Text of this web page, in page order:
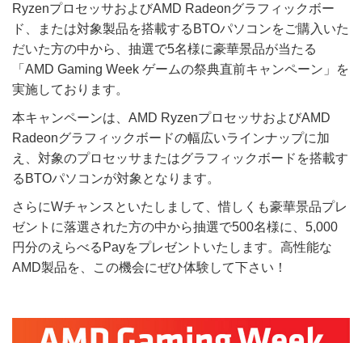
RyzenプロセッサおよびAMD Radeonグラフィックボー
ド、または対象製品を搭載するBTOパソコンをご購入いた
だいた方の中から、抽選で5名様に豪華景品が当たる
「AMD Gaming Week ゲームの祭典直前キャンペーン」を
実施しております。
本キャンペーンは、AMD RyzenプロセッサおよびAMD
Radeonグラフィックボードの幅広いラインナップに加
え、対象のプロセッサまたはグラフィックボードを搭載す
るBTOパソコンが対象となります。
さらにWチャンスといたしまして、惜しくも豪華景品プレ
ゼントに落選された方の中から抽選で500名様に、5,000
円分のえらべるPayをプレゼントいたします。高性能な
AMD製品を、この機会にぜひ体験して下さい！